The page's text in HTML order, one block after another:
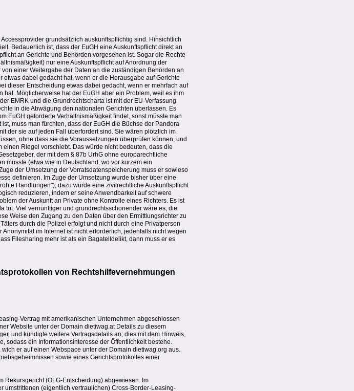
grundsätzlich auskunftspflichtig sind. Hinsichtlich
Bedauerlich ist, dass der EuGH eine Auskunftspflicht direkt an
an Gerichte und Behörden vorgesehen ist. Sogar die Rechte-
nur eine Auskunftspflicht auf Anordnung der
einer Weitergabe der Daten an die zuständigen Behörden an
dabei gedacht hat, wenn er die Herausgabe auf Gerichte
dieser Entscheidung etwas dabei gedacht, wenn er mehrfach auf
Möglicherweise hat der EuGH aber ein Problem, weil es ihm
EMRK und die Grundrechtscharta ist mit der EU-Verfassung
in die Abwägung den nationalen Gerichten überlassen. Es
EuGH geforderte Verhältnismäßigkeit findet, sonst müsste man
muss man fürchten, dass der EuGH die Büchse der Pandora
der sie auf jeden Fall überfordert sind. Sie wären plötzlich im
ohne dass sie die Voraussetzungen überprüfen können, und
Riegel vorschiebt. Das würde nicht bedeuten, dass die
der mit dem § 87b UrhG ohne europarechtliche
müsste (etwa wie in Deutschland, wo vor kurzem ein
der Umsetzung der Vorratsdatenspeicherung muss er sowieso
definieren. Im Zuge der Umsetzung wurde bisher über eine
Handlungen"); dazu würde eine zivilrechtliche Auskunftspflicht
reduzieren, indem er seine Anwendbarkeit auf schwere
der Auskunft an Private ohne Kontrolle eines Richters. Es ist
tut. Viel vernünftiger und grundrechtsschonender wäre es, die
Weise den Zugang zu den Daten über den Ermittlungsrichter zu
durch die Polizei erfolgt und nicht durch eine Privatperson
im Internet ist nicht erforderlich, jedenfalls nicht wegen
Filesharing mehr ist als ein Bagatelldelikt, dann muss er es
von Rechtshilfevernehmungen
Vertrag mit amerikanischen Unternehmen abgeschlossen
Website unter der Domain dietiwag.at Details zu diesem
und kündigte weitere Vertragsdetails an; dies mit dem Hinweis,
sodass ein Informationsinteresse der Öffentlichkeit bestehe.
er auf einen Webspace unter der Domain dietiwag.org aus.
sowie eines Gerichtsprotokolles einer
Rekursgericht (OLG-Entscheidung) abgewiesen. Im
umstrittenen (eigentlich vertraulichen) Cross-Border-Leasing-